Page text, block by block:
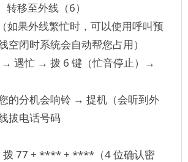
转移至外线（6）
如果外线繁忙时，可以使用呼叫预
空闭时系统会自动帮您占用）
→ 遇忙 → 拨 6 键（忙音停止）→
的分机会响铃 → 提机（会听到外
拔电话号码
77 + **** + ****（4 位确认密